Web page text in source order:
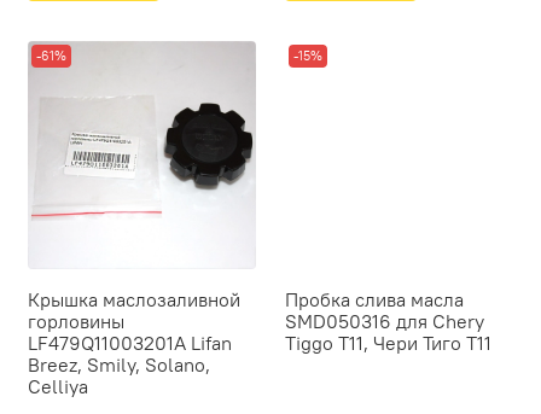
-61%
Крышка маслозаливной
горловины
LF479Q11003201A Lifan
Breez, Smily, Solano,
Celliya
-15%
Пробка слива масла
SMD050316 для Chery
Tiggo T11, Чери Тиго T11